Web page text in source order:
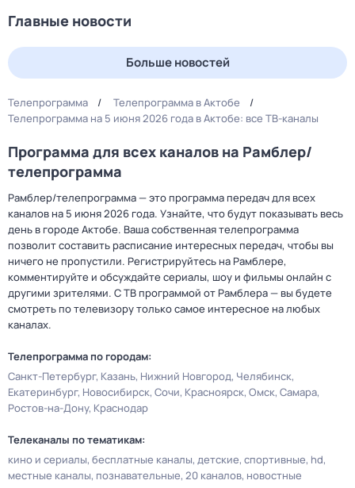
Главные новости
Больше новостей
Телепрограмма
Телепрограмма в Актобе
Телепрограмма на 5 июня 2026 года в Актобе: все ТВ-каналы
Программа для всех каналов на Рамблер/
телепрограмма
Рамблер/телепрограмма — это программа передач для всех
каналов на 5 июня 2026 года. Узнайте, что будут показывать весь
день в городе Актобе. Ваша собственная телепрограмма
позволит составить расписание интересных передач, чтобы вы
ничего не пропустили. Регистрируйтесь на Рамблере,
комментируйте и обсуждайте сериалы, шоу и фильмы онлайн с
другими зрителями. С ТВ программой от Рамблера — вы будете
смотреть по телевизору только самое интересное на любых
каналах.
Телепрограмма по городам:
Санкт-Петербург Казань Нижний Новгород Челябинск
Екатеринбург Новосибирск Сочи Красноярск Омск Самара
Ростов-на-Дону Краснодар
Телеканалы по тематикам:
кино и сериалы бесплатные каналы детские спортивные hd
местные каналы познавательные 20 каналов новостные